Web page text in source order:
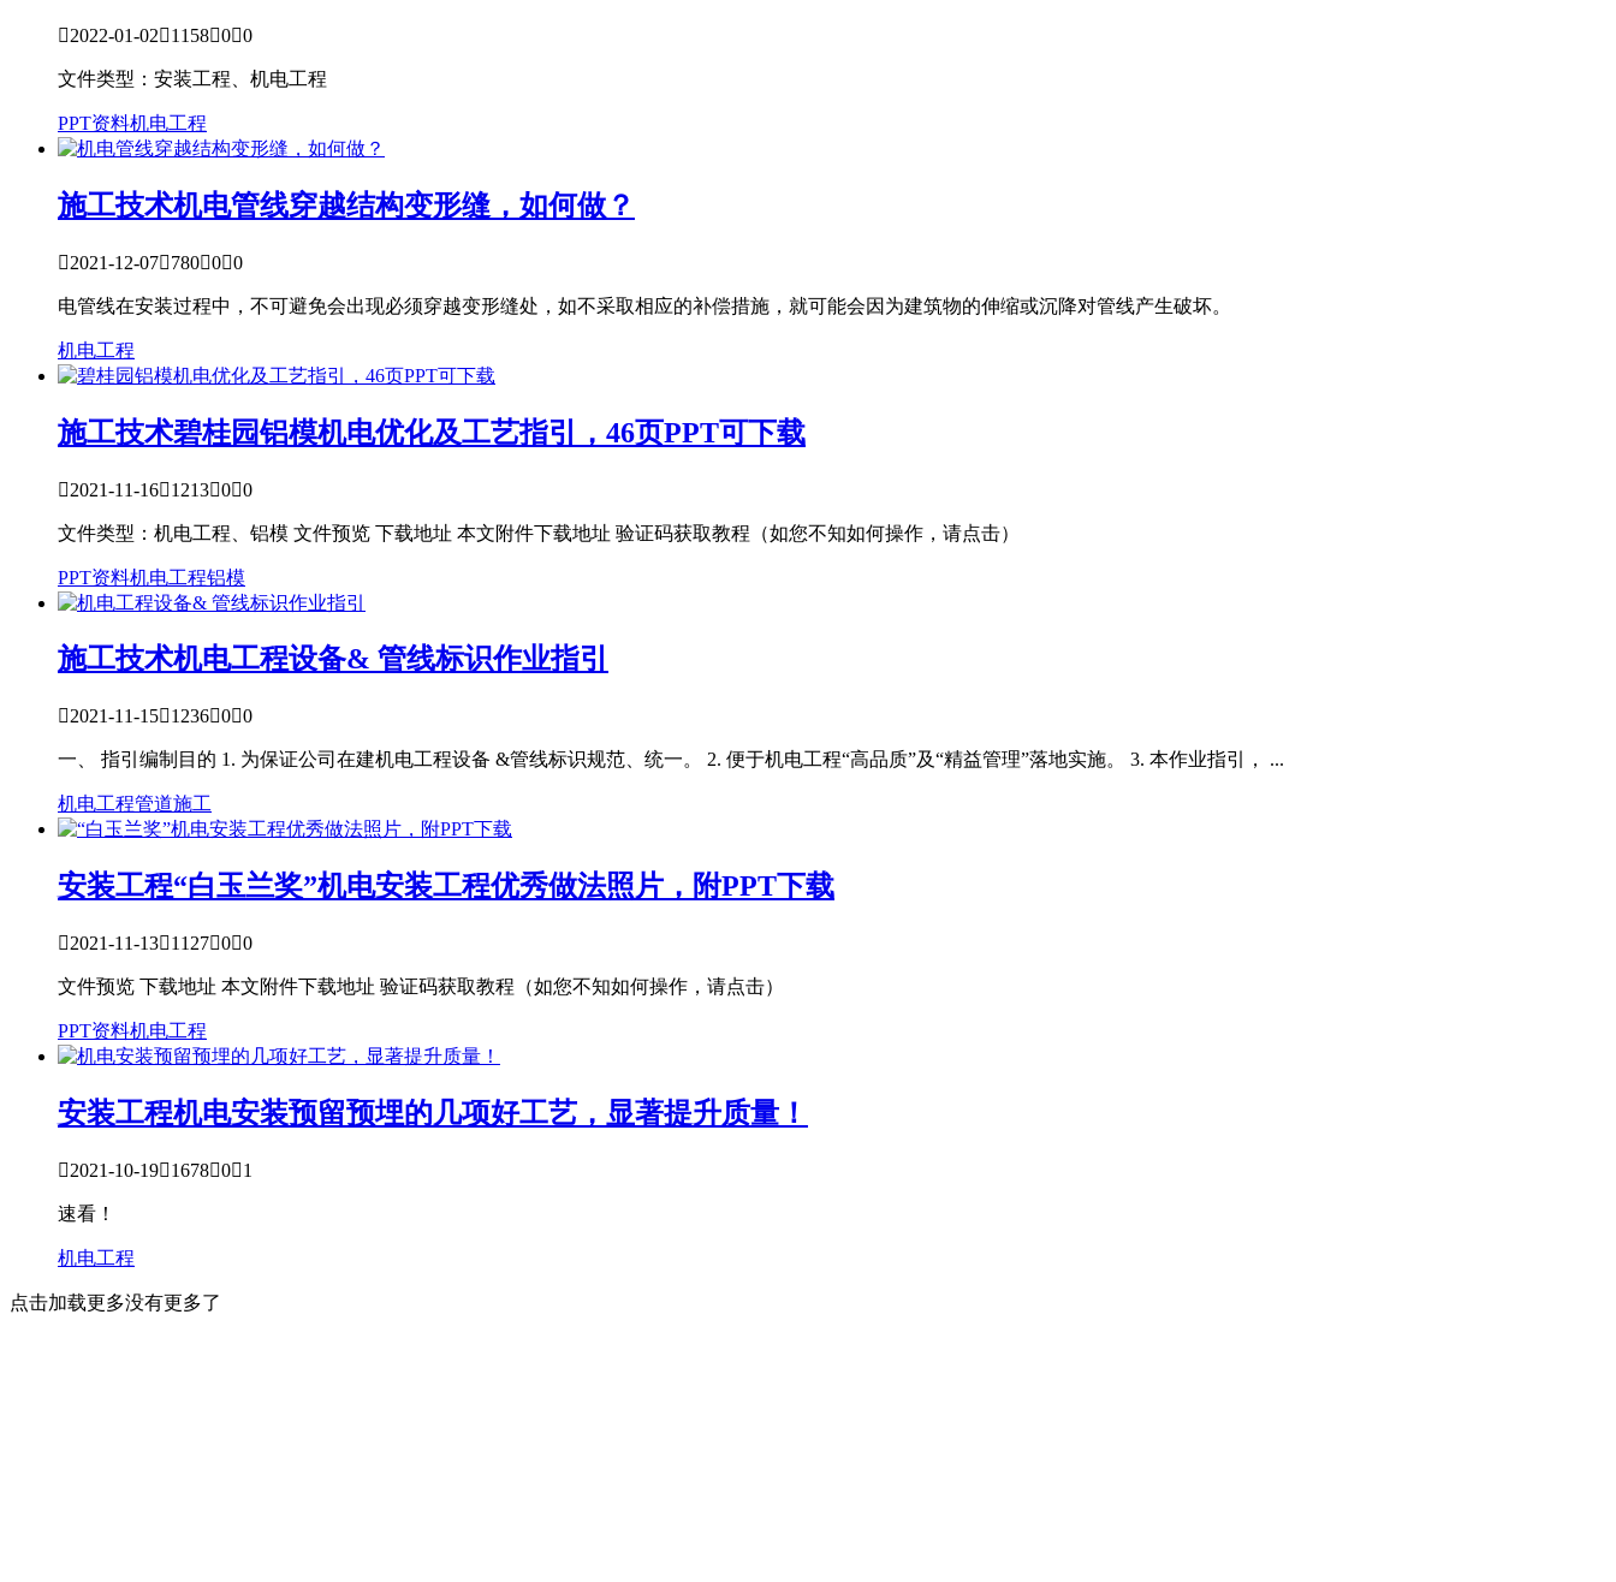
2022-01-02115800
文件类型：安装工程、机电工程
PPT资料机电工程
施工技术机电管线穿越结构变形缝，如何做？
2021-12-0778000
电管线在安装过程中，不可避免会出现必须穿越变形缝处，如不采取相应的补偿措施，就可能会因为建筑物的伸缩或沉降对管线产生破坏。
机电工程
施工技术碧桂园铝模机电优化及工艺指引，46页PPT可下载
2021-11-16121300
文件类型：机电工程、铝模 文件预览 下载地址 本文附件下载地址 验证码获取教程（如您不知如何操作，请点击）
PPT资料机电工程铝模
施工技术机电工程设备& 管线标识作业指引
2021-11-15123600
一、 指引编制目的 1. 为保证公司在建机电工程设备 &管线标识规范、统一。 2. 便于机电工程“高品质”及“精益管理”落地实施。 3. 本作业指引， ...
机电工程管道施工
安装工程“白玉兰奖”机电安装工程优秀做法照片，附PPT下载
2021-11-13112700
文件预览 下载地址 本文附件下载地址 验证码获取教程（如您不知如何操作，请点击）
PPT资料机电工程
安装工程机电安装预留预埋的几项好工艺，显著提升质量！
2021-10-19167801
速看！
机电工程
点击加载更多没有更多了